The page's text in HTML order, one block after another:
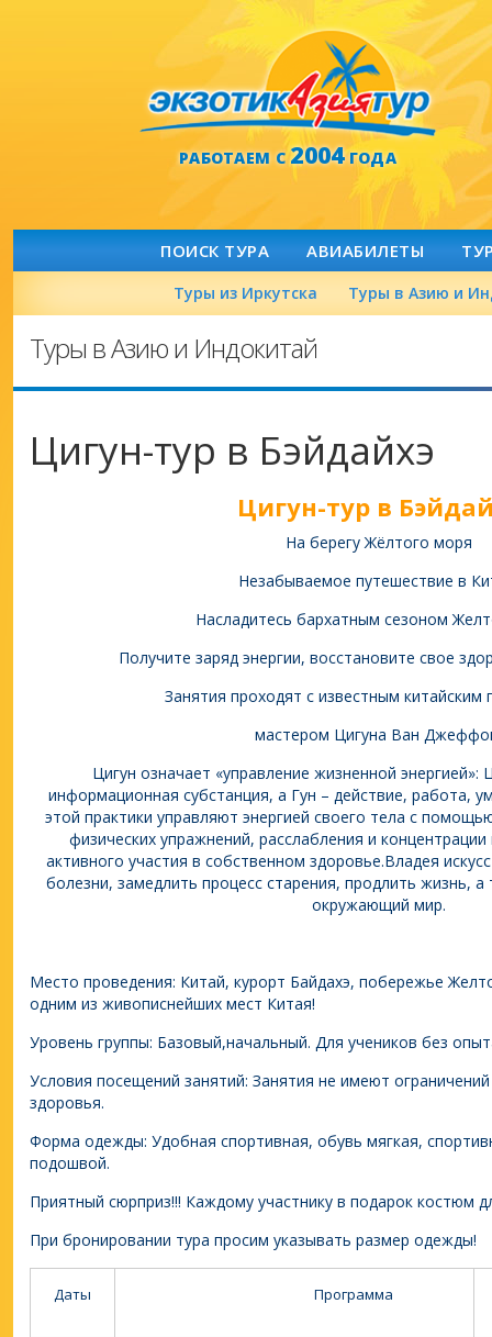
РАБОТАЕМ С2004ГОДА
ПОИСК ТУРА АВИАБИЛЕТЫ
Туры из Иркутска Туры в Азию и
Туры в Азию и Индокитай
Цигун-тур в Бэйдайхэ
Цигун-тур в
На берегу Жёлтого моря
Незабываемое путешествие в
Насладитесь бархатным сезоном
Получите заряд энергии, восстановите свое
Занятия проходят с известным
мастером Цигуна Ван
Цигун означает «управление жизненной энергией»:
информационная субстанция, а Гун – действие, работа,
этой практики управляют энергией своего тела с
физических упражнений, расслабления и
активного участия в собственном здоровье.Владея
болезни, замедлить процесс старения, продлить жизнь,
окружающий мир.
Место проведения: Китай, курорт Байдахэ, побережье
одним из живописнейших мест Китая!
Уровень группы: Базовый,начальный. Для учеников без
Условия посещений занятий: Занятия не имеют
здоровья.
Форма одежды: Удобная спортивная, обувь мягкая,
подошвой.
Приятный сюрприз!!! Каждому участнику в подарок костюм
При бронировании тура просим указывать размер одежды!
Даты Программа